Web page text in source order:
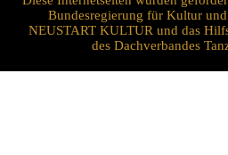
Bundesregierung für Kultur
NEUSTART KULTUR und das
des Dachverbandes